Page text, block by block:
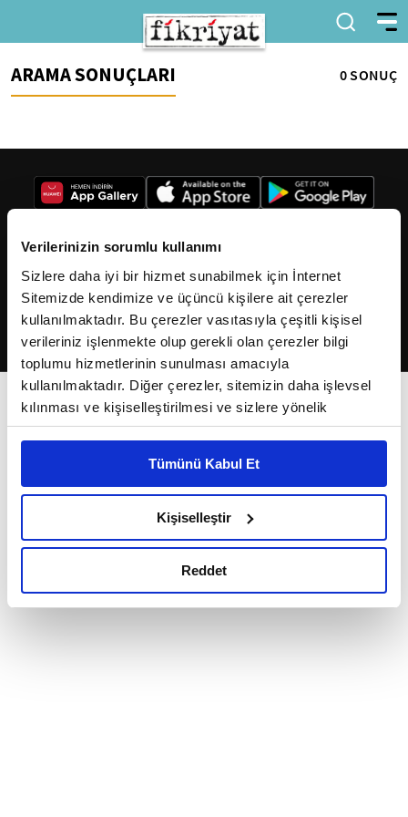
Verilerinizin sorumlu kullanımı
Sizlere daha iyi bir hizmet sunabilmek için İnternet
Sitemizde kendimize ve üçüncü kişilere ait çerezler
kullanılmaktadır. Bu çerezler vasıtasıyla çeşitli kişisel
verileriniz işlenmekte olup gerekli olan çerezler bilgi
toplumu hizmetlerinin sunulması amacıyla
kullanılmaktadır. Diğer çerezler, sitemizin daha işlevsel
kılınması ve kişiselleştirilmesi ve sizlere yönelik
reklam/pazarlama faaliyetlerinin yapılması, amaçlarıyla
Çerezlere ilişkin tercihlerinizi çerez paneli vasıtasıyla
belirleyebilirsiniz. Çerezlere ilişkin detaylı bilgi için
Ayarlar butonuna tıklayabilir,Çerez Bilgilendirme
Metnimizi ziyaret edebilirsiniz.
okumak ve sitemizi ziyaretiniz kapsamında
Tümünü Kabul Et
Kişiselleştir
Reddet
ARAMA SONUÇLARI 0 SONUÇ
2026Fikriyat. Tüm hakları saklıdır.